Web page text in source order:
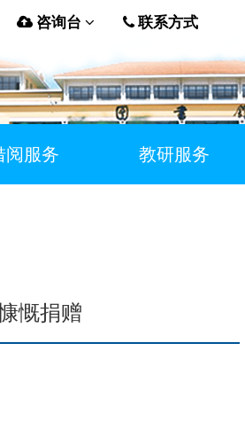
咨询台 联系方式
阅服务 教研服务
慨捐赠